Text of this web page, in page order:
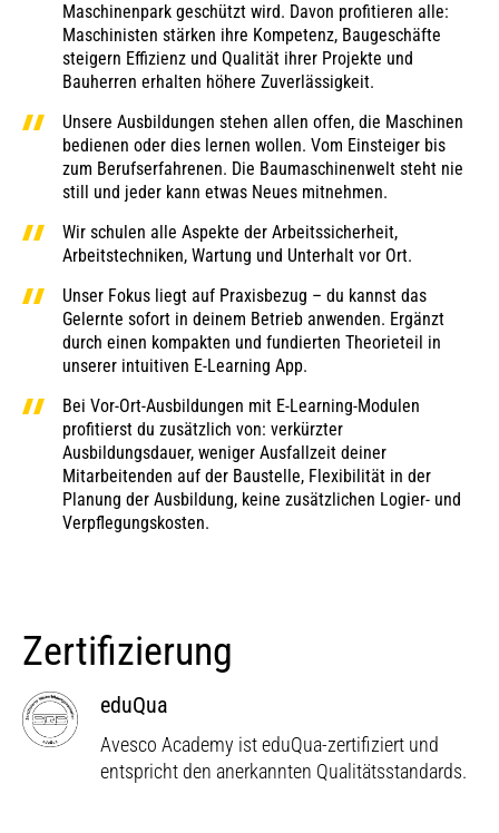
Maschinenpark geschützt wird. Davon profitieren alle:
Maschinisten stärken ihre Kompetenz, Baugeschäfte
steigern Effizienz und Qualität ihrer Projekte und
Bauherren erhalten höhere Zuverlässigkeit.
Unsere Ausbildungen stehen allen offen, die Maschinen
bedienen oder dies lernen wollen. Vom Einsteiger bis
zum Berufserfahrenen. Die Baumaschinenwelt steht nie
still und jeder kann etwas Neues mitnehmen.
Wir schulen alle Aspekte der Arbeitssicherheit,
Arbeitstechniken, Wartung und Unterhalt vor Ort.
Unser Fokus liegt auf Praxisbezug – du kannst das
Gelernte sofort in deinem Betrieb anwenden. Ergänzt
durch einen kompakten und fundierten Theorieteil in
unserer intuitiven E-Learning App.
Bei Vor-Ort-Ausbildungen mit E-Learning-Modulen
profitierst du zusätzlich von: verkürzter
Ausbildungsdauer, weniger Ausfallzeit deiner
Mitarbeitenden auf der Baustelle, Flexibilität in der
Planung der Ausbildung, keine zusätzlichen Logier- und
Verpflegungskosten.
Zertifizierung
eduQua
Avesco Academy ist eduQua-zertifiziert und
entspricht den anerkannten Qualitätsstandards.